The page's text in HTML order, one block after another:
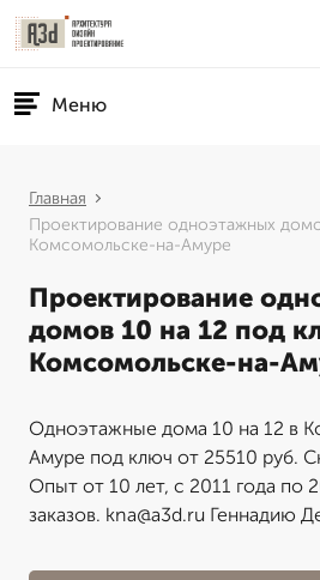
Меню
Главная
Проектирование одноэтажных
Комсомольске-на-Амуре
Проектирование
домов 10 на 12 под
Комсомольске-на-
Одноэтажные дома 10 на 12 в
Амуре под ключ от 25510 руб.
Опыт от 10 лет, с 2011 года по
заказов. kna@a3d.ru Геннадию